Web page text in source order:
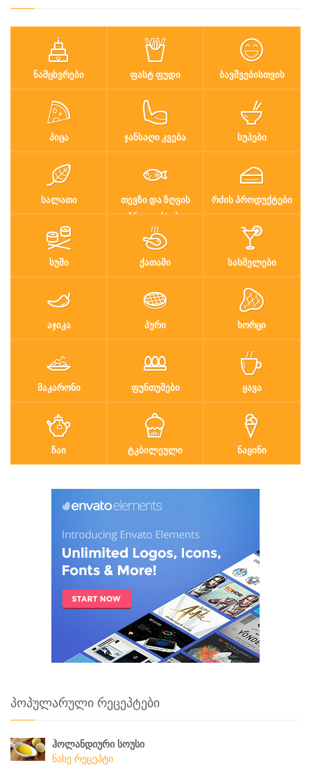
ᲜᲐᲛᲪᲮᲕᲠᲔᲑᲘ ᲤᲐᲡᲢ ᲤᲣᲓᲘ ᲑᲐᲕᲨᲕᲔᲑᲘᲡᲗᲕᲘᲡ
ᲞᲘᲪᲐ ᲯᲐᲜᲡᲐᲦᲘ ᲙᲕᲔᲑᲐ ᲡᲣᲞᲔᲑᲘ
ᲡᲐᲚᲐᲗᲘ
ᲗᲔᲕᲖᲘ ᲓᲐ ᲖᲦᲕᲘᲡ
ᲞᲠᲝᲓᲣᲥᲢᲔᲑᲘ
ᲠᲫᲘᲡ ᲞᲠᲝᲓᲣᲥᲢᲔᲑᲘ
ᲡᲣᲨᲘ ᲥᲐᲗᲐᲛᲘ ᲡᲐᲡᲛᲔᲚᲔᲑᲘ
ᲐᲯᲘᲙᲐ ᲞᲣᲠᲘ ᲮᲝᲠᲪᲘ
ᲛᲐᲙᲐᲠᲝᲜᲘ ᲤᲣᲜᲗᲣᲨᲔᲑᲘ ᲧᲐᲕᲐ
ᲩᲐᲘ ᲢᲙᲑᲘᲚᲔᲣᲚᲘ ᲜᲐᲧᲘᲜᲘ
პოპულარული რეცეპტები
ჰოლანდიური სოუსი
ნახე რეცეპტი